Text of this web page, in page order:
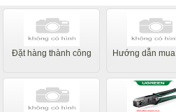
Đặt hàng thành công Hướng dẫn